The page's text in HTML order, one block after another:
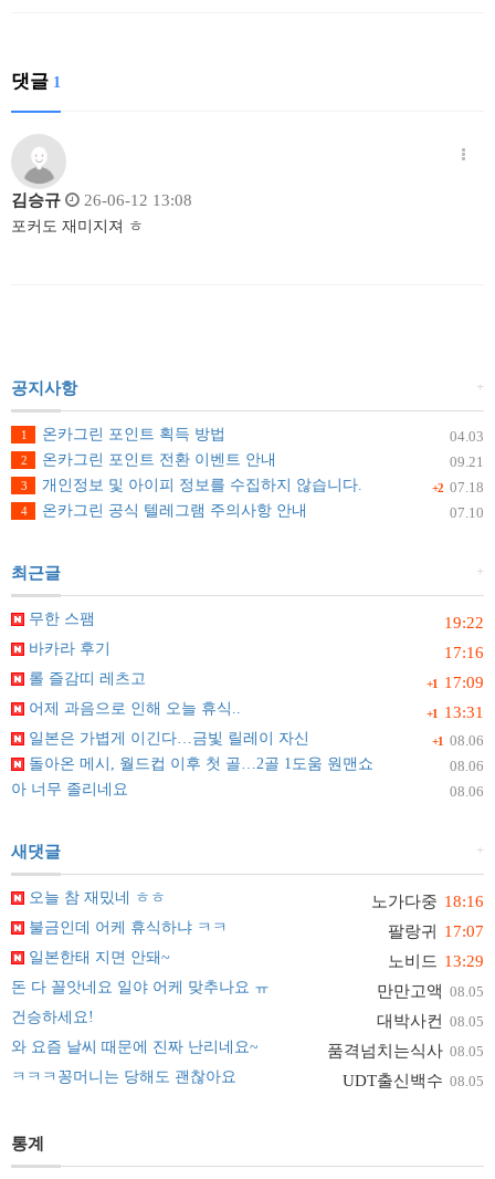
댓글 1
김승규 26-06-12 13:08
포커도 재미지져 ㅎ
+
공지사항
04.03
1
온카그린 포인트 획득 방법
09.21
2 온카그린 포인트 전환 이벤트 안내
+2 07.18
3
개인정보 및 아이피 정보를 수집하지 않습니다.
07.10
4 온카그린 공식 텔레그램 주의사항 안내
+
최근글
19:22
무한 스팸
17:16
바카라 후기
+1 17:09
롤 즐감띠 레츠고
+1 13:31
어제 과음으로 인해 오늘 휴식..
+1 08.06
일본은 가볍게 이긴다…금빛 릴레이 자신
08.06
돌아온 메시, 월드컵 이후 첫 골…2골 1도움 원맨쇼
08.06
아 너무 졸리네요
+
새댓글
노가다중 18:16
오늘 참 재밌네 ㅎㅎ
팔랑귀 17:07
불금인데 어케 휴식하냐 ㅋㅋ
노비드 13:29
일본한태 지면 안돼~
만만고액 08.05
돈 다 꼴앗네요 일야 어케 맞추나요 ㅠ
대박사컨 08.05
건승하세요!
품격넘치는식사 08.05
와 요즘 날씨 때문에 진짜 난리네요~
UDT출신백수 08.05
ㅋㅋㅋ꽁머니는 당해도 괜찮아요
통계